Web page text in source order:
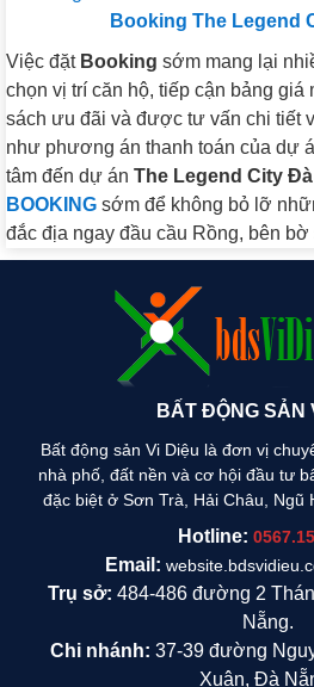
Booking The Legend
Việc đặt Booking sớm mang lại
chọn vị trí căn hộ, tiếp cận bảng giá
sách ưu đãi và được tư vấn chi tiết
như phương án thanh toán của dự
tâm đến dự án The Legend City
BOOKING sớm để không bỏ lỡ
đắc địa ngay đầu cầu Rồng, bên bờ
BẤT ĐỘNG SẢN
Bất động sản Vi Diệu là đơn vị
nhà phố, đất nền và cơ hội đầu tư
đặc biệt ở Sơn Trà, Hải Châu, Ngũ
Hotline:
Email:
Trụ sở: 484-486 đường 2
Nẵng.
Chi nhánh: 37-39 đường
Xuân, Đà